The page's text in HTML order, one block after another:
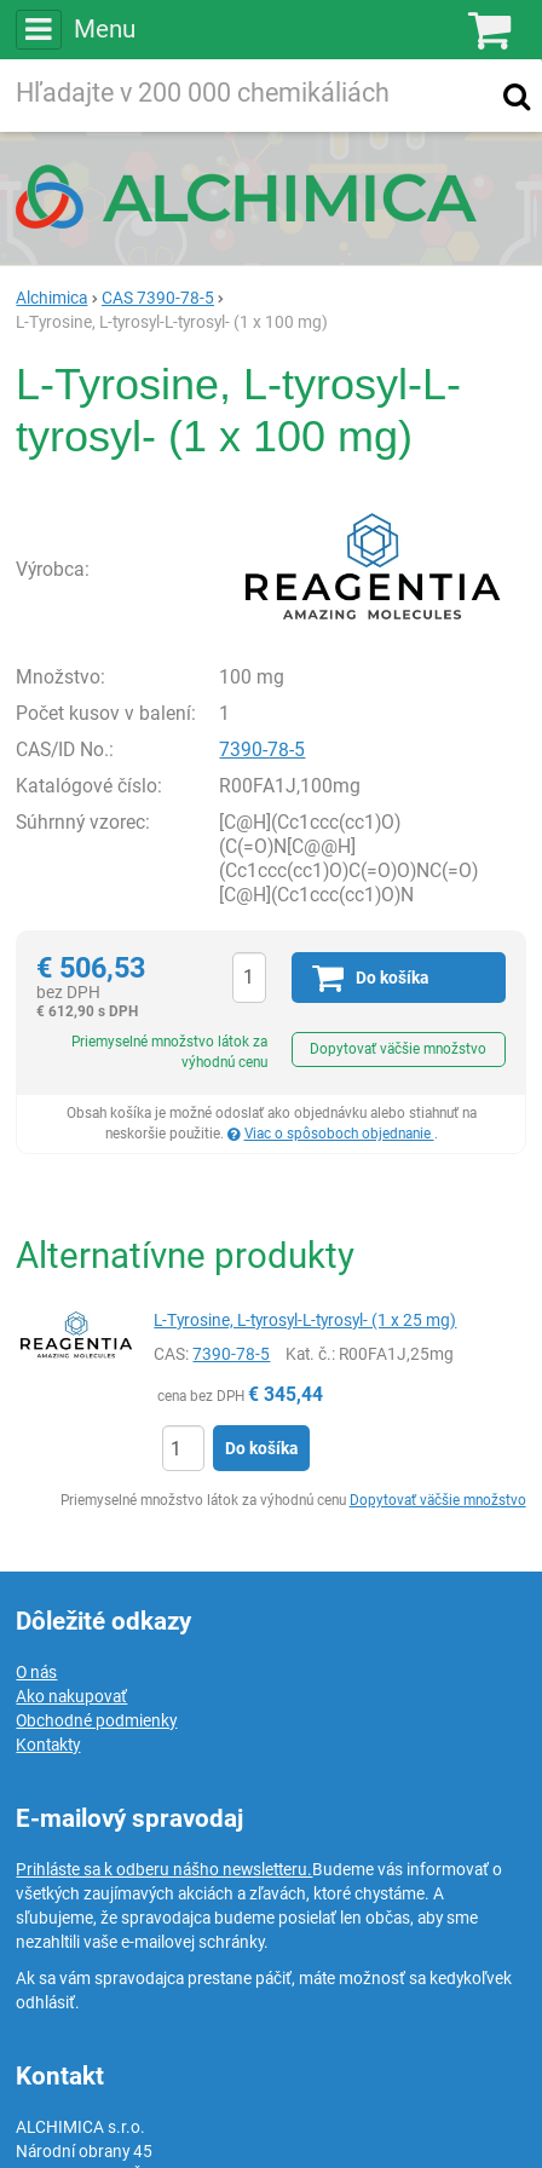
Menu
Vyhľadávanie
Alchimica
CAS 7390-78-5
L-Tyrosine, L-tyrosyl-L-tyrosyl- (1 x 100 mg)
L-Tyrosine, L-tyrosyl-L-
tyrosyl- (1 x 100 mg)
Výrobca:
Množstvo:
100 mg
Počet kusov v balení:
1
CAS/ID No.:
7390-78-5
Katalógové číslo:
R00FA1J,100mg
Súhrnný vzorec:
[C@H](Cc1ccc(cc1)O)
(C(=O)N[C@@H]
(Cc1ccc(cc1)O)C(=O)O)NC(=O)
[C@H](Cc1ccc(cc1)O)N
€ 506,53
bez DPH
€ 612,90 s DPH
Do košíka
Priemyselné množstvo látok za
výhodnú cenu
Dopytovať väčšie množstvo
Obsah košíka je možné odoslať ako objednávku alebo stiahnuť na
neskoršie použitie.
Viac o spôsoboch objednanie .
Alternatívne produkty
L-Tyrosine, L-tyrosyl-L-tyrosyl- (1 x 25 mg)
CAS:7390-78-5 Kat. č.: R00FA1J,25mg
cena bez DPH € 345,44
Do košíka
Priemyselné množstvo látok za výhodnú cenu Dopytovať väčšie množstvo
Dôležité odkazy
O nás
Ako nakupovať
Obchodné podmienky
Kontakty
E-mailový spravodaj
Prihláste sa k odberu nášho newsletteru.Budeme vás informovať o
všetkých zaujímavých akciách a zľavách, ktoré chystáme. A
sľubujeme, že spravodajca budeme posielať len občas, aby sme
nezahltili vaše e-mailovej schránky.
Ak sa vám spravodajca prestane páčiť, máte možnosť sa kedykoľvek
odhlásiť.
Kontakt
ALCHIMICA s.r.o.
Národní obrany 45